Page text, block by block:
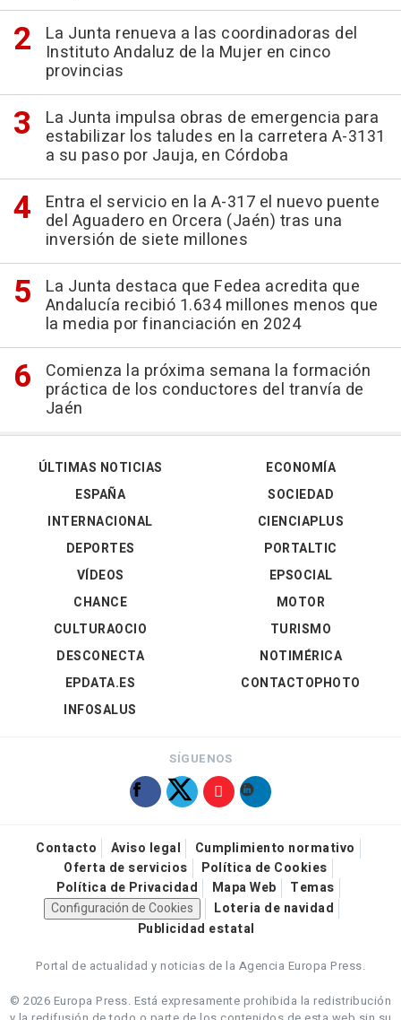
La Junta renueva a las coordinadoras del
Instituto Andaluz de la Mujer en cinco
provincias
La Junta impulsa obras de emergencia para
estabilizar los taludes en la carretera A-3131
a su paso por Jauja, en Córdoba
Entra el servicio en la A-317 el nuevo puente
del Aguadero en Orcera (Jaén) tras una
inversión de siete millones
La Junta destaca que Fedea acredita que
Andalucía recibió 1.634 millones menos que
la media por financiación en 2024
Comienza la próxima semana la formación
práctica de los conductores del tranvía de
Jaén
ÚLTIMAS NOTICIAS
ESPAÑA
INTERNACIONAL
DEPORTES
VÍDEOS
ECONOMÍA
SOCIEDAD
CIENCIAPLUS
PORTALTIC
EPSOCIAL
CHANCE
CULTURAOCIO
DESCONECTA
EPDATA.ES
INFOSALUS
MOTOR
TURISMO
NOTIMÉRICA
CONTACTOPHOTO
SÍGUENOS
Contacto Aviso legal
Cumplimiento normativo
Oferta de servicios
Política de Cookies
Política de Privacidad
Mapa Web
Temas
Configuración de Cookies
Loteria de navidad
Publicidad estatal
Portal de actualidad y noticias de la Agencia Europa Press.
© 2026 Europa Press. Está expresamente prohibida la redistribución